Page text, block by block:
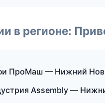
в регионе:
ПроМаш — Нижний
Assembly —